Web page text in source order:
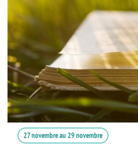
27 novembreau 29 novembre